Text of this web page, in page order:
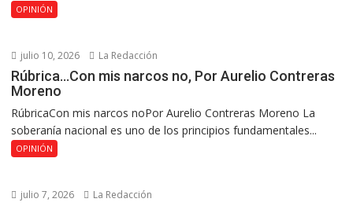
OPINIÓN
julio 10, 2026 La Redacción
Rúbrica…Con mis narcos no, Por Aurelio Contreras
Moreno
RúbricaCon mis narcos noPor Aurelio Contreras Moreno La
soberanía nacional es uno de los principios fundamentales...
OPINIÓN
julio 7, 2026 La Redacción